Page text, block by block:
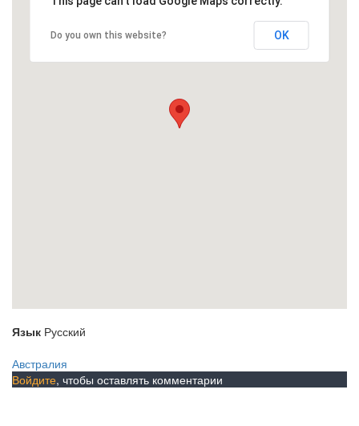
Do you own this website? OK
Язык Русский
Австралия
Войдите, чтобы оставлять комментарии